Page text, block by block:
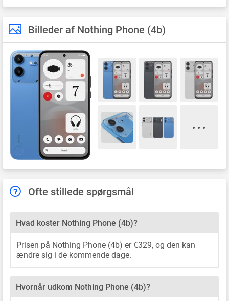
Billeder af Nothing Phone (4b)
Ofte stillede spørgsmål
Hvad koster Nothing Phone (4b)?
Prisen på Nothing Phone (4b) er €329, og den kan
ændre sig i de kommende dage.
Hvornår udkom Nothing Phone (4b)?